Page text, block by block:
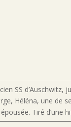
SS d’Auschwitz,
Héléna, une de
épousée. Tiré d’une